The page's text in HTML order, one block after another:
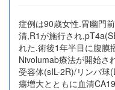
症例は90歳女性.胃幽門
清,R1が施行され
れた.術後1年半目に腹膜
Nivolumab療法が開始さ
受容体(sIL-2R)/リンパ球
瘍増大とともに血清